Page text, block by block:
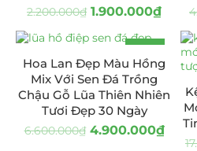
2.200.000₫ 1.900.000₫
-26%
Hoa Lan Đẹp Màu Hồng
Mix Với Sen Đá Trồng
Chậu Gỗ Lũa Thiên Nhiên
Tươi Đẹp 30 Ngày
6.600.000₫ 4.900.000₫